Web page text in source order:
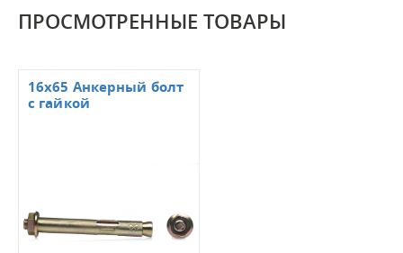
ПРОСМОТРЕННЫЕ ТОВАРЫ
16х65 Анкерный болт
с гайкой